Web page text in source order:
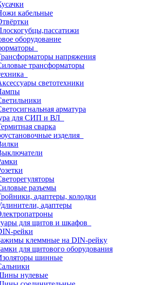
кабельные
оборудование
напряжения
трансформаторы
светотехники
арматура
для СИП и ВЛ
сварка
изделия
разъемы
адаптеры, колодки
адаптеры
для щитов и шкафов
рейки
клеммные на DIN-рейку
для щитового оборудования
шинные
нулевые